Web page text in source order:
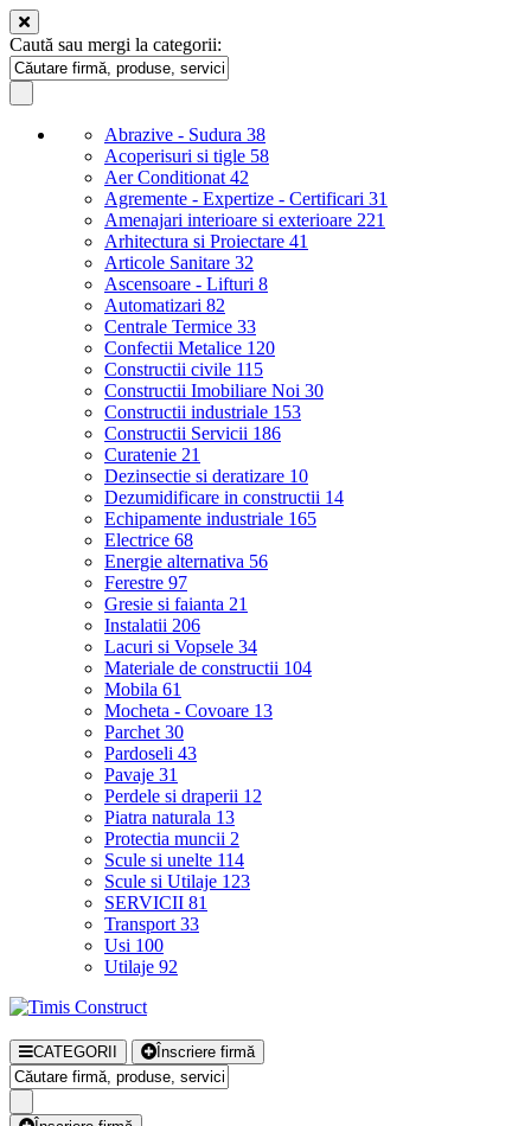
Caută sau mergi la categorii:
Abrazive - Sudura 38
Acoperisuri si tigle 58
Aer Conditionat 42
Agremente - Expertize - Certificari 31
Amenajari interioare si exterioare 221
Arhitectura si Proiectare 41
Articole Sanitare 32
Ascensoare - Lifturi 8
Automatizari 82
Centrale Termice 33
Confectii Metalice 120
Constructii civile 115
Constructii Imobiliare Noi 30
Constructii industriale 153
Constructii Servicii 186
Curatenie 21
Dezinsectie si deratizare 10
Dezumidificare in constructii 14
Echipamente industriale 165
Electrice 68
Energie alternativa 56
Ferestre 97
Gresie si faianta 21
Instalatii 206
Lacuri si Vopsele 34
Materiale de constructii 104
Mobila 61
Mocheta - Covoare 13
Parchet 30
Pardoseli 43
Pavaje 31
Perdele si draperii 12
Piatra naturala 13
Protectia muncii 2
Scule si unelte 114
Scule si Utilaje 123
SERVICII 81
Transport 33
Usi 100
Utilaje 92
CATEGORII Înscriere firmă